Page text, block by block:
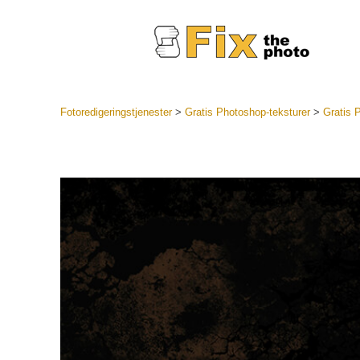
Beste
Fotoredigeringstjenester> Gratis Photoshop-teksturer> Gratis